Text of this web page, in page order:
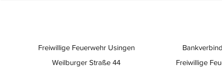
Freiwillige
Freiwillige Feuerwehr Usingen
Weilburger Straße 44